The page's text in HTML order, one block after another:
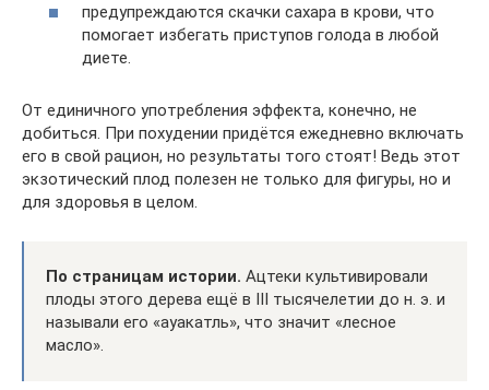
предупреждаются скачки сахара в крови, что
помогает избегать приступов голода в любой
диете.
От единичного употребления эффекта, конечно, не
добиться. При похудении придётся ежедневно включать
его в свой рацион, но результаты того стоят! Ведь этот
экзотический плод полезен не только для фигуры, но и
для здоровья в целом.
По страницам истории. Ацтеки культивировали
плоды этого дерева ещё в III тысячелетии до н. э. и
называли его «ауакатль», что значит «лесное
масло».